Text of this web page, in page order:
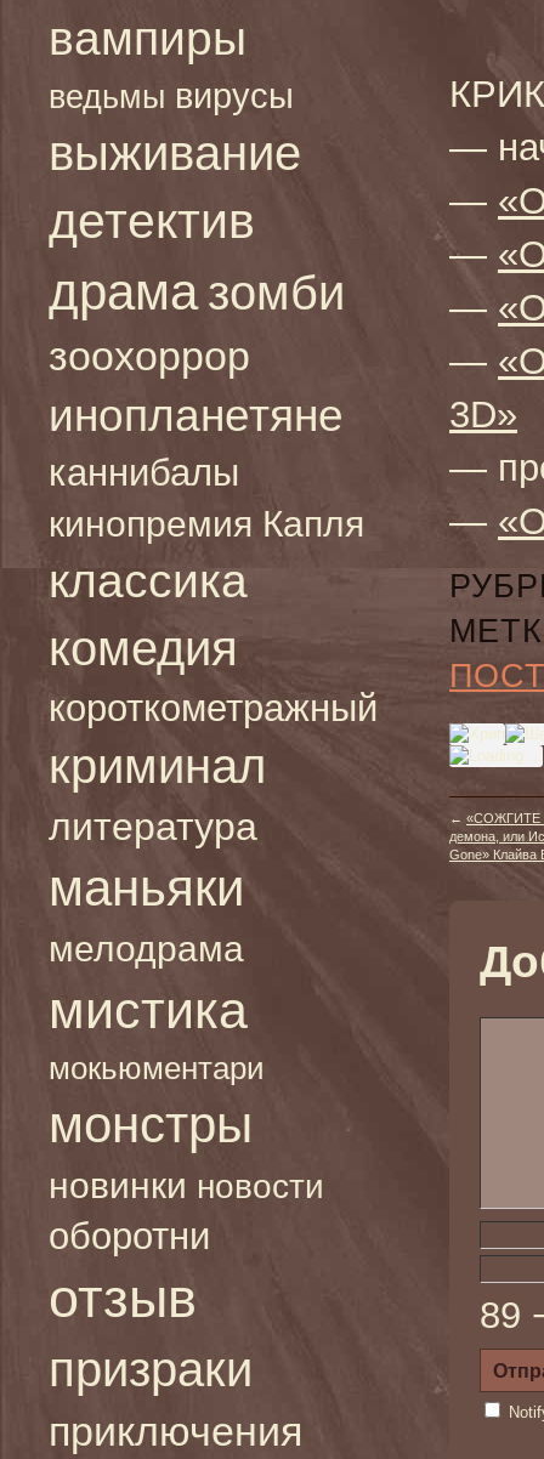
вампиры
ведьмы вирусы
выживание
детектив
драма зомби
зоохоррор
инопланетяне
каннибалы
кинопремия Капля
классика
комедия
короткометражный
криминал
литература
маньяки
мелодрама
мистика
мокьюментари
монстры
новинки новости
оборотни
отзыв
призраки
приключения
—
—
—
—
—
3D»
—
—
← «СОЖГИТЕ
демона, или
Gone» Клайва
89